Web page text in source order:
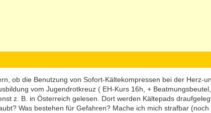
ob die Benutzung von Sofort-Kältekompressen bei der Herz-
vom Jugendrotkreuz ( EH-Kurs 16h, +
z. B. in Österreich gelesen. Dort werden Kältepads
Was bestehen für Gefahren? Mache ich mich strafbar